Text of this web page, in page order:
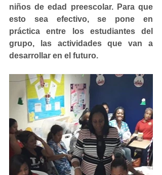
niños de edad preescolar. Para que
esto sea efectivo, se pone en
práctica entre los estudiantes del
grupo, las actividades que van a
desarrollar en el futuro.